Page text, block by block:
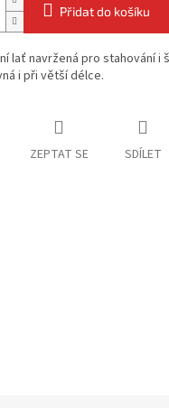
Přidat do košíku
lať navržená pro stahování i
i při větší délce.
ZEPTAT SE SDÍLET